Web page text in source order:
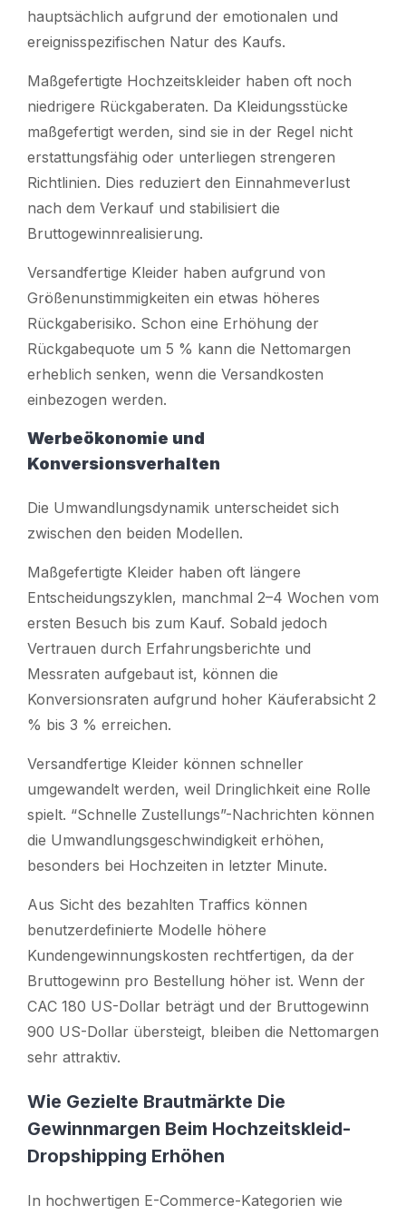
hauptsächlich aufgrund der emotionalen und
ereignisspezifischen Natur des Kaufs.
Maßgefertigte Hochzeitskleider haben oft noch
niedrigere Rückgaberaten. Da Kleidungsstücke
maßgefertigt werden, sind sie in der Regel nicht
erstattungsfähig oder unterliegen strengeren
Richtlinien. Dies reduziert den Einnahmeverlust
nach dem Verkauf und stabilisiert die
Bruttogewinnrealisierung.
Versandfertige Kleider haben aufgrund von
Größenunstimmigkeiten ein etwas höheres
Rückgaberisiko. Schon eine Erhöhung der
Rückgabequote um 5 % kann die Nettomargen
erheblich senken, wenn die Versandkosten
einbezogen werden.
Werbeökonomie und
Konversionsverhalten
Die Umwandlungsdynamik unterscheidet sich
zwischen den beiden Modellen.
Maßgefertigte Kleider haben oft längere
Entscheidungszyklen, manchmal 2–4 Wochen vom
ersten Besuch bis zum Kauf. Sobald jedoch
Vertrauen durch Erfahrungsberichte und
Messraten aufgebaut ist, können die
Konversionsraten aufgrund hoher Käuferabsicht 2
% bis 3 % erreichen.
Versandfertige Kleider können schneller
umgewandelt werden, weil Dringlichkeit eine Rolle
spielt. “Schnelle Zustellungs”-Nachrichten können
die Umwandlungsgeschwindigkeit erhöhen,
besonders bei Hochzeiten in letzter Minute.
Aus Sicht des bezahlten Traffics können
benutzerdefinierte Modelle höhere
Kundengewinnungskosten rechtfertigen, da der
Bruttogewinn pro Bestellung höher ist. Wenn der
CAC 180 US-Dollar beträgt und der Bruttogewinn
900 US-Dollar übersteigt, bleiben die Nettomargen
sehr attraktiv.
Wie Gezielte Brautmärkte Die
Gewinnmargen Beim Hochzeitskleid-
Dropshipping Erhöhen
In hochwertigen E-Commerce-Kategorien wie